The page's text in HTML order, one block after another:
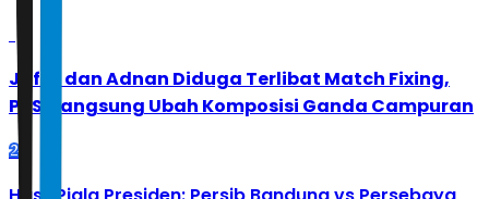
Jafar dan Adnan Diduga Terlibat Match Fixing,
PBSI Langsung Ubah Komposisi Ganda Campuran
2